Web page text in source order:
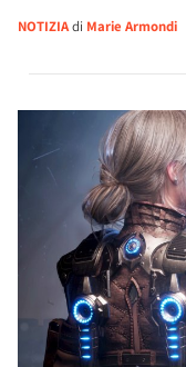
NOTIZIAdi Marie Armondi